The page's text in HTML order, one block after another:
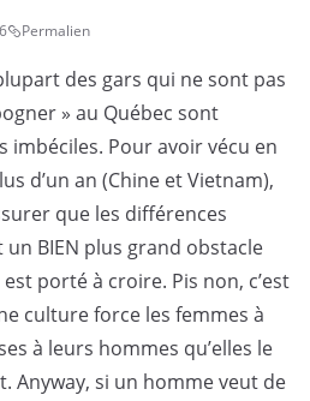
Permalien
des gars qui ne sont pas
» au Québec sont
imbéciles. Pour avoir vécu en
d’un an (Chine et Vietnam),
que les différences
BIEN plus grand obstacle
est porté à croire. Pis non, c’est
culture force les femmes à
à leurs hommes qu’elles le
Anyway, si un homme veut de